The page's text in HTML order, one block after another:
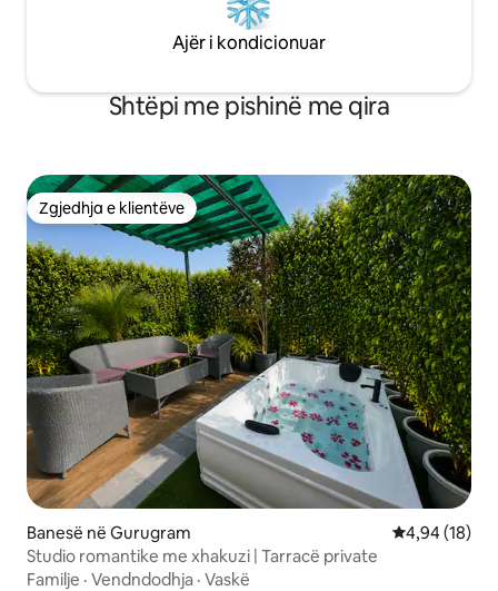
Ajër i kondicionuar
Shtëpi me pishinë me qira
Zgjedhja e klientëve
Zgjedhja e klientëve
Banesë në Gurugram Vlerësimi
4,94 (18)
Studio romantike me xhakuzi | Tarracë private
Familje · Vendndodhja · Vaskë